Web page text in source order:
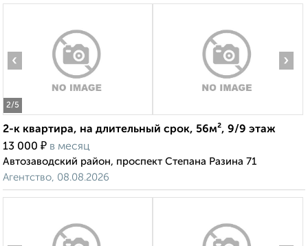
2/5
‹ ›
2-к квартира, на длительный срок, 56м², 9/9 этаж
13 000 ₽ в месяц
Автозаводский район, проспект Степана Разина 71
Агентство, 08.08.2026